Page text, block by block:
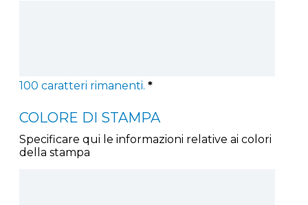
100 caratteri rimanenti. *
COLORE DI STAMPA
Specificare qui le informazioni relative ai colori
della stampa